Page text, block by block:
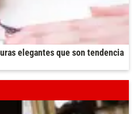
elegantes que son tendencia